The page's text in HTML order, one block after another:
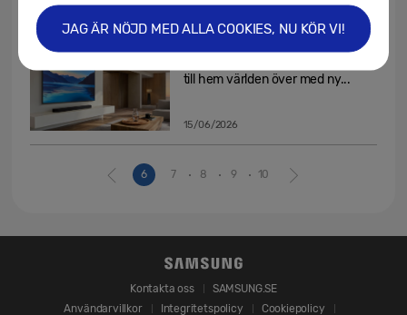
till hem världen över med ny...
15/06/2026
6 7 8 9 10
Kontakta oss
SAMSUNG.SE
Användarvillkor
Integritetspolicy Cookiepolicy
JAG ÄR NÖJD MED ALLA COOKIES, NU KÖR VI!